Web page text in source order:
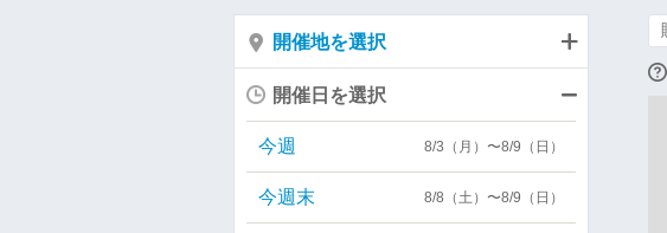
開催地を選択
開催日を選択
今週 8/3（月）〜8/9（日）
今週末 8/8（土）〜8/9（日）